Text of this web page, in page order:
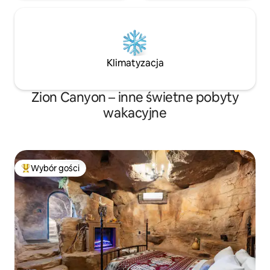
Klimatyzacja
Zion Canyon – inne świetne pobyty
wakacyjne
Najpopularniejsze z kategorii Wybór gości
Wybór gości